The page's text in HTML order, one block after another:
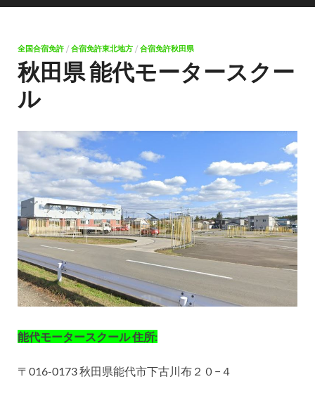
全国合宿免許 / 合宿免許東北地方 / 合宿免許秋田県
秋田県 能代モータースクー
ル
能代モータースクール 住所:
〒016-0173 秋田県能代市下古川布２０−４